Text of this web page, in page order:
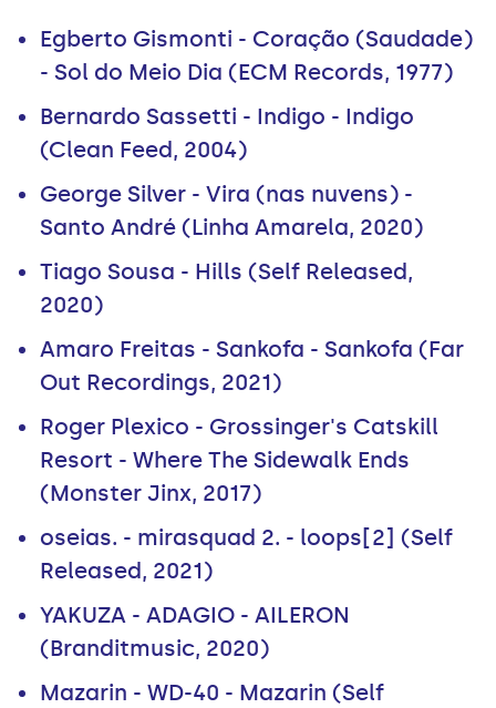
Egberto Gismonti - Coração (Saudade)
- Sol do Meio Dia (ECM Records, 1977)
Bernardo Sassetti - Indigo - Indigo
(Clean Feed, 2004)
George Silver - Vira (nas nuvens) -
Santo André (Linha Amarela, 2020)
Tiago Sousa - Hills (Self Released,
2020)
Amaro Freitas - Sankofa - Sankofa (Far
Out Recordings, 2021)
Roger Plexico - Grossinger's Catskill
Resort - Where The Sidewalk Ends
(Monster Jinx, 2017)
oseias. - mirasquad 2. - loops[2] (Self
Released, 2021)
YAKUZA - ADAGIO - AILERON
(Branditmusic, 2020)
Mazarin - WD-40 - Mazarin (Self